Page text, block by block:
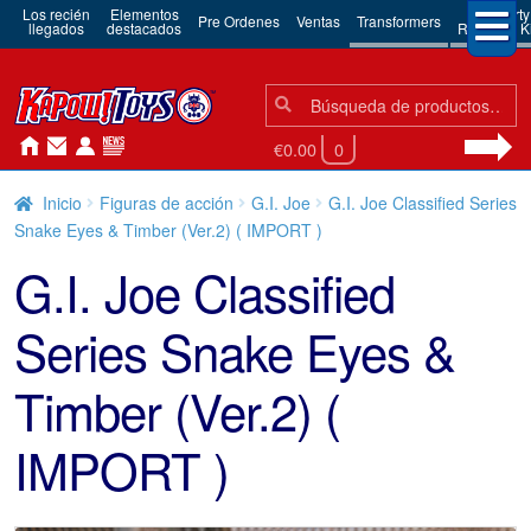
Los recién
llegados
Elementos
destacados Pre Ordenes Ventas Transformers 3rd Party
Robots &
Búsqueda:
Búsqueda
€0.00 0
Inicio Figuras de acción G.I. Joe
G.I. Joe Classified Series
Snake Eyes & Timber (Ver.2) ( IMPORT )
G.I. Joe Classified
Series Snake Eyes &
Timber (Ver.2) (
IMPORT )